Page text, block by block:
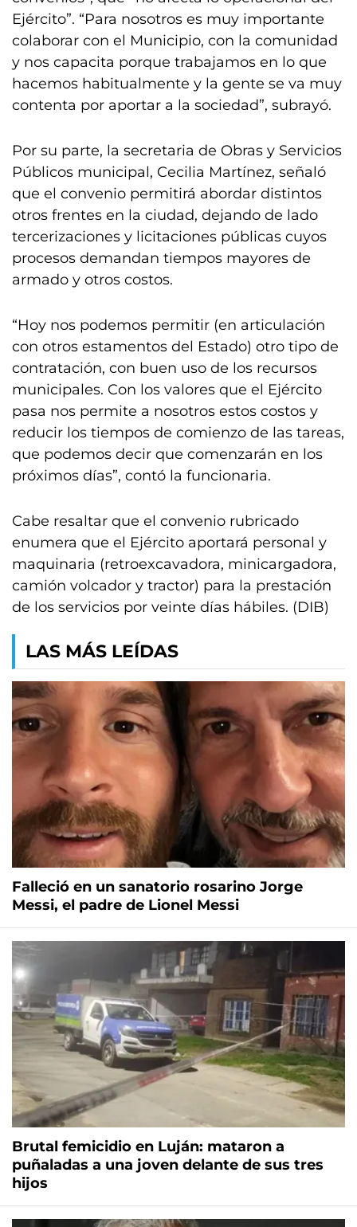
Ejército”. “Para nosotros es muy importante
colaborar con el Municipio, con la comunidad
y nos capacita porque trabajamos en lo que
hacemos habitualmente y la gente se va muy
contenta por aportar a la sociedad”, subrayó.
Por su parte, la secretaria de Obras y Servicios
Públicos municipal, Cecilia Martínez, señaló
que el convenio permitirá abordar distintos
otros frentes en la ciudad, dejando de lado
tercerizaciones y licitaciones públicas cuyos
procesos demandan tiempos mayores de
armado y otros costos.
“Hoy nos podemos permitir (en articulación
con otros estamentos del Estado) otro tipo de
contratación, con buen uso de los recursos
municipales. Con los valores que el Ejército
pasa nos permite a nosotros estos costos y
reducir los tiempos de comienzo de las tareas,
que podemos decir que comenzarán en los
próximos días”, contó la funcionaria.
Cabe resaltar que el convenio rubricado
enumera que el Ejército aportará personal y
maquinaria (retroexcavadora, minicargadora,
camión volcador y tractor) para la prestación
de los servicios por veinte días hábiles. (DIB)
LAS MÁS LEÍDAS
Falleció en un sanatorio rosarino Jorge
Messi, el padre de Lionel Messi
Brutal femicidio en Luján: mataron a
puñaladas a una joven delante de sus tres
hijos